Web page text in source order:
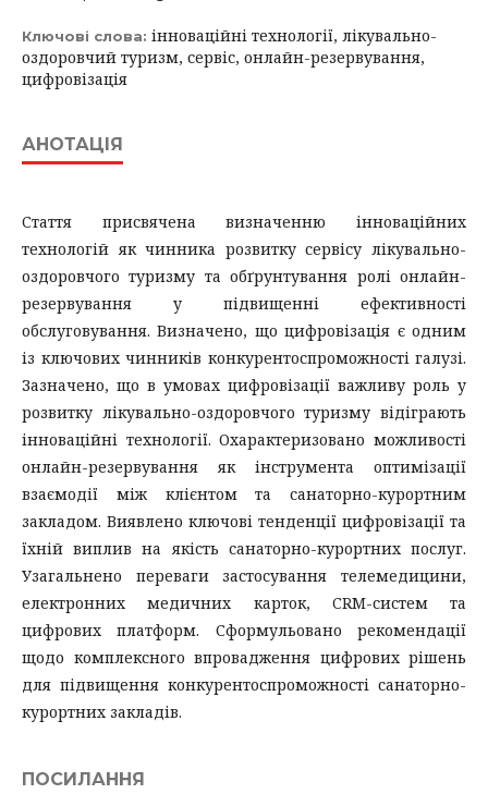
Ключові слова: інноваційні технології, лікувально-
оздоровчий туризм, сервіс, онлайн-резервування,
цифровізація
АНОТАЦІЯ
Стаття присвячена визначенню інноваційних
технологій як чинника розвитку сервісу лікувально-
оздоровчого туризму та обґрунтування ролі онлайн-
резервування у підвищенні ефективності
обслуговування. Визначено, що цифровізація є одним
із ключових чинників конкурентоспроможності галузі.
Зазначено, що в умовах цифровізації важливу роль у
розвитку лікувально-оздоровчого туризму відіграють
інноваційні технології. Охарактеризовано можливості
онлайн-резервування як інструмента оптимізації
взаємодії між клієнтом та санаторно-курортним
закладом. Виявлено ключові тенденції цифровізації та
їхній виплив на якість санаторно-курортних послуг.
Узагальнено переваги застосування телемедицини,
електронних медичних карток, CRM-систем та
цифрових платформ. Сформульовано рекомендації
щодо комплексного впровадження цифрових рішень
для підвищення конкурентоспроможності санаторно-
курортних закладів.
ПОСИЛАННЯ